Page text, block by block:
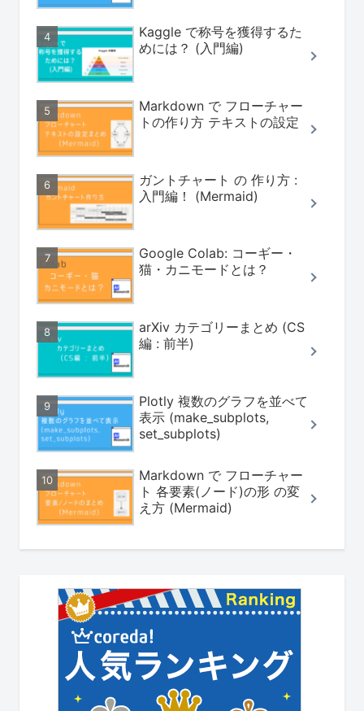
Kaggle で称号を獲得するた
めには？ (入門編)
Markdown で フローチャー
トの作り方 テキストの設定
ガントチャート の 作り方 :
入門編！ (Mermaid)
Google Colab: コーギー・
猫・カニモードとは？
arXiv カテゴリーまとめ (CS
編 : 前半)
Plotly 複数のグラフを並べて
表示 (make_subplots,
set_subplots)
Markdown で フローチャー
ト 各要素(ノード)の形 の変
え方 (Mermaid)